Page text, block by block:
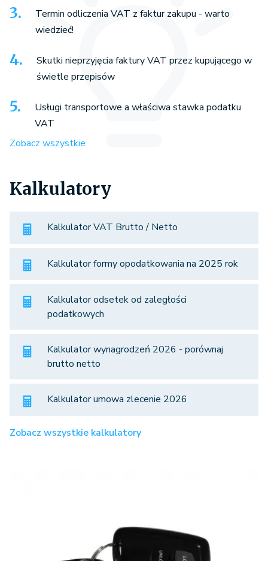
Termin odliczenia VAT z faktur zakupu - warto
wiedzieć!
Skutki nieprzyjęcia faktury VAT przez kupującego w
świetle przepisów
Usługi transportowe a właściwa stawka podatku
VAT
Zobacz wszystkie
Kalkulatory
Kalkulator VAT Brutto / Netto
Kalkulator formy opodatkowania na 2025 rok
Kalkulator odsetek od zaległości
podatkowych
Kalkulator wynagrodzeń 2026 - porównaj
brutto netto
Kalkulator umowa zlecenie 2026
Zobacz wszystkie kalkulatory